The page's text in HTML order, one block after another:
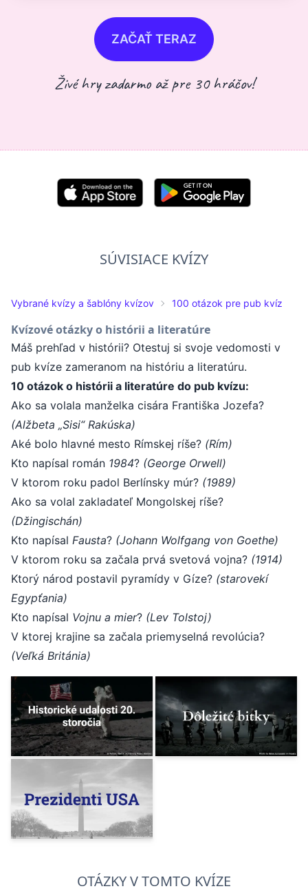
ZAČAŤ TERAZ
Živé hry zadarmo až pre 30 hráčov!
SÚVISIACE KVÍZY
Vybrané kvízy a šablóny kvízov 100 otázok pre pub kvíz
Kvízové otázky o histórii a literatúre
Máš prehľad v histórii? Otestuj si svoje vedomosti v
pub kvíze zameranom na históriu a literatúru.
10 otázok o histórii a literatúre do pub kvízu:
Ako sa volala manželka cisára Františka Jozefa?
(Alžbeta „Sisi“ Rakúska)
Aké bolo hlavné mesto Rímskej ríše? (Rím)
Kto napísal román 1984? (George Orwell)
V ktorom roku padol Berlínsky múr? (1989)
Ako sa volal zakladateľ Mongolskej ríše?
(Džingischán)
Kto napísal Fausta? (Johann Wolfgang von Goethe)
V ktorom roku sa začala prvá svetová vojna? (1914)
Ktorý národ postavil pyramídy v Gíze? (starovekí
Egypťania)
Kto napísal Vojnu a mier? (Lev Tolstoj)
V ktorej krajine sa začala priemyselná revolúcia?
(Veľká Británia)
OTÁZKY V TOMTO KVÍZE